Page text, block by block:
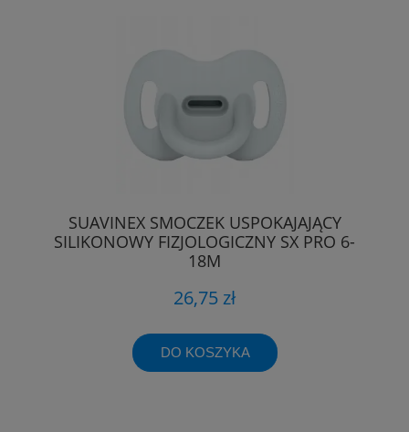
SUAVINEX SMOCZEK USPOKAJAJĄCY
SILIKONOWY FIZJOLOGICZNY SX PRO 6-
18M
26,75 zł
DO KOSZYKA